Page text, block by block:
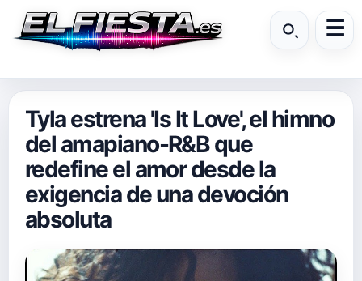
Tyla estrena 'Is It Love', el himno
del amapiano-R&B que
redefine el amor desde la
exigencia de una devoción
absoluta